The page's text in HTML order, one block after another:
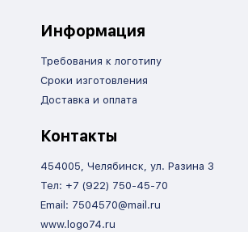
Информация
Требования к логотипу
Сроки изготовления
Доставка и оплата
Контакты
454005, Челябинск, ул. Разина 3
Тел: +7 (922) 750-45-70
Email: 7504570@mail.ru
www.logo74.ru